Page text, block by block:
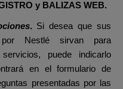
y BALIZAS WEB.
. Si desea que sus
por Nestlé sirvan para
puede indicarlo
en el formulario de
presentadas por las